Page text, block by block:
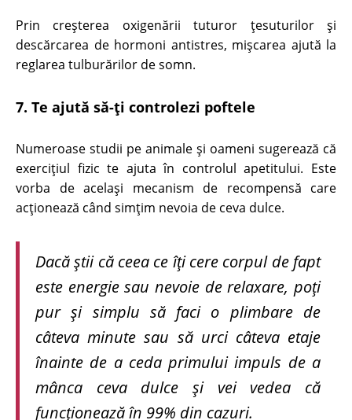
Prin creşterea oxigenării tuturor ţesuturilor şi
descărcarea de hormoni antistres, mişcarea ajută la
reglarea tulburărilor de somn.
7. Te ajută să-ţi controlezi poftele
Numeroase studii pe animale şi oameni sugerează că
exerciţiul fizic te ajuta în controlul apetitului. Este
vorba de acelaşi mecanism de recompensă care
acţionează când simţim nevoia de ceva dulce.
Dacă ştii că ceea ce îţi cere corpul de fapt
este energie sau nevoie de relaxare, poţi
pur şi simplu să faci o plimbare de
câteva minute sau să urci câteva etaje
înainte de a ceda primului impuls de a
mânca ceva dulce şi vei vedea că
funcţionează în 99% din cazuri.